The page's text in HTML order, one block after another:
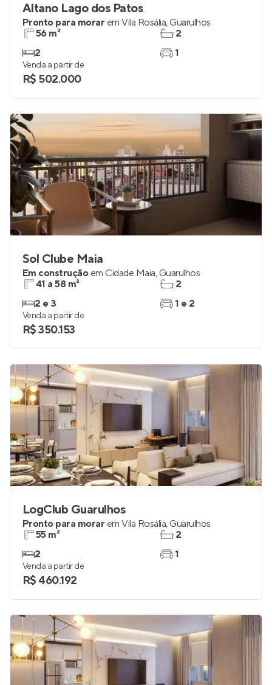
Altano Lago dos Patos
Pronto para morar em Vila Rosália, Guarulhos
56 m²
2
2
1
Venda a partir de
R$ 502.000
Sol Clube Maia
Em construção em Cidade Maia, Guarulhos
41 a 58 m²
2 e 3
2
1 e 2
Venda a partir de
R$ 350.153
LogClub Guarulhos
Pronto para morar em Vila Rosália, Guarulhos
55 m²
2
2
1
Venda a partir de
R$ 460.192